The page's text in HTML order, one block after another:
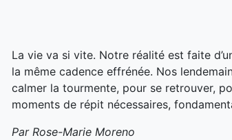
La vie va si vite. Notre réalité est faite
la même cadence effrénée. Nos
calmer la tourmente, pour se retrouver,
moments de répit nécessaires,
Par Rose-Marie Moreno